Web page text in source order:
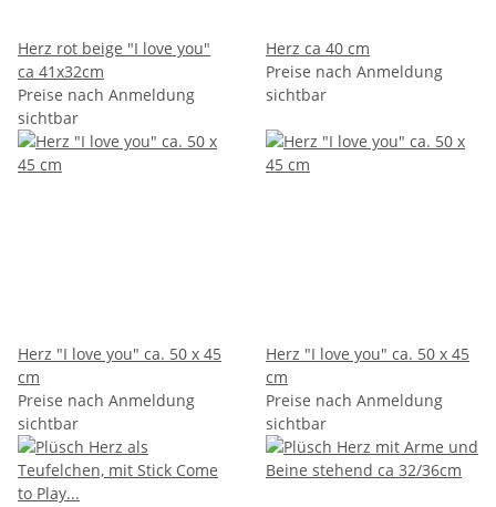
Herz rot beige "I love you"
ca 41x32cm
Preise nach Anmeldung
sichtbar
Herz ca 40 cm
Preise nach Anmeldung
sichtbar
Herz "I love you" ca. 50 x 45
cm
Preise nach Anmeldung
sichtbar
Herz "I love you" ca. 50 x 45
cm
Preise nach Anmeldung
sichtbar